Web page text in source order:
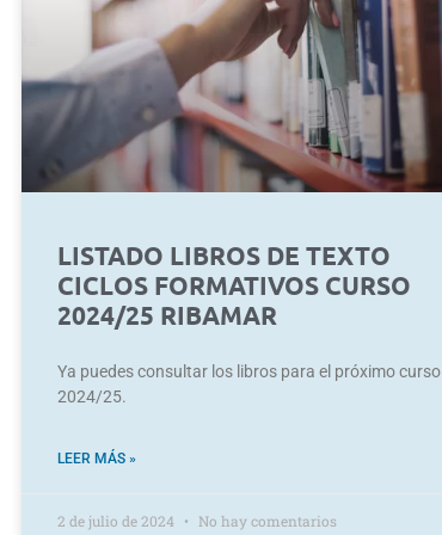
LISTADO LIBROS DE TEXTO
CICLOS FORMATIVOS CURSO
2024/25 RIBAMAR
Ya puedes consultar los libros para el próximo curso
2024/25.
LEER MÁS »
2 de julio de 2024 No hay comentarios